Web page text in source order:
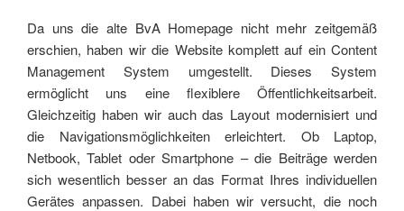
Da uns die alte BvA Homepage nicht mehr zeitgemäß
erschien, haben wir die Website komplett auf ein Content
Management System umgestellt. Dieses System
ermöglicht uns eine flexiblere Öffentlichkeitsarbeit.
Gleichzeitig haben wir auch das Layout modernisiert und
die Navigationsmöglichkeiten erleichtert. Ob Laptop,
Netbook, Tablet oder Smartphone – die Beiträge werden
sich wesentlich besser an das Format Ihres individuellen
Gerätes anpassen. Dabei haben wir versucht, die noch